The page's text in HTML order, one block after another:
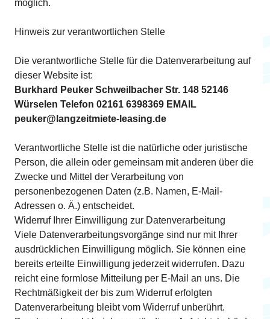
möglich.
Hinweis zur verantwortlichen Stelle
Die verantwortliche Stelle für die Datenverarbeitung auf
dieser Website ist:
Burkhard Peuker Schweilbacher Str. 148 52146
Würselen Telefon 02161 6398369 EMAIL
peuker@langzeitmiete-leasing.de
Verantwortliche Stelle ist die natürliche oder juristische
Person, die allein oder gemeinsam mit anderen über die
Zwecke und Mittel der Verarbeitung von
personenbezogenen Daten (z.B. Namen, E-Mail-
Adressen o. Ä.) entscheidet.
Widerruf Ihrer Einwilligung zur Datenverarbeitung
Viele Datenverarbeitungsvorgänge sind nur mit Ihrer
ausdrücklichen Einwilligung möglich. Sie können eine
bereits erteilte Einwilligung jederzeit widerrufen. Dazu
reicht eine formlose Mitteilung per E-Mail an uns. Die
Rechtmäßigkeit der bis zum Widerruf erfolgten
Datenverarbeitung bleibt vom Widerruf unberührt.